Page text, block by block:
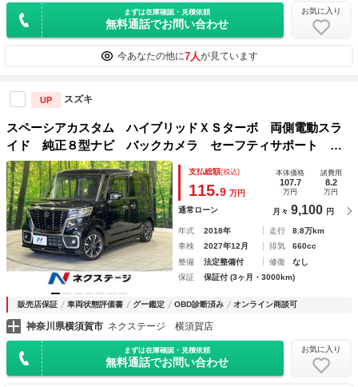
まずは在庫確認・見積依頼
無料通話でお問い合わせ
お気に入り
今あなたの他に7人が見ています
UP スズキ
スペーシアカスタム ハイブリッドＸＳターボ 両側電動スラ
イド 純正８型ナビ バックカメラ セーフティサポート 禁
煙車 ハーフレザーシート シートヒーター スマートキー
ＬＥＤヘッド ＥＴＣ クルコン Ｂｌｕｅｔｏｏｔｈ フル
セグ
支払総額(税込)
115.9 万円
本体価格
107.7
万円
諸費用
8.2
万円
通常ローン 月々 9,100 円
年式 2018年 走行
8.8万km
車検
2027年12月 排気
660cc
整備
法定整備付 修復
なし
保証
保証付 (3ヶ月・3000km)
販売店保証 車両状態評価書 グー鑑定 OBD診断済み オンライン商談可
神奈川県横須賀市 ネクステージ 横須賀店
まずは在庫確認・見積依頼
無料通話でお問い合わせ
お気に入り